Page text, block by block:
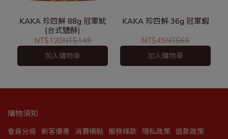
KAKA 珍四鮮 88g 冠軍魷
(台式鹽酥)
NT$120NT$149
加入購物車
KAKA 珍四鮮 36g 冠軍蝦
NT$45NT$65
加入購物車
購物須知
會員分級 新客優惠 消費積點 服務條款 隱私政策 退款政策